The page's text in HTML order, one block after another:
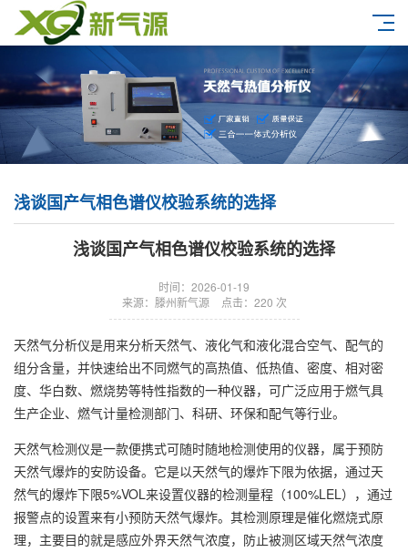
浅谈国产气相色谱仪校验系统的选择
浅谈国产气相色谱仪校验系统的选择
时间：2026-01-19
来源：滕州新气源
点击：220 次
天然气分析仪是用来分析天然气、液化气和液化混合空气、配气的
组分含量，并快速给出不同燃气的高热值、低热值、密度、相对密
度、华白数、燃烧势等特性指数的一种仪器，可广泛应用于燃气具
生产企业、燃气计量检测部门、科研、环保和配气等行业。
天然气检测仪是一款便携式可随时随地检测使用的仪器，属于预防
天然气爆炸的安防设备。它是以天然气的爆炸下限为依据，通过天
然气的爆炸下限5%VOL来设置仪器的检测量程（100%LEL），通过
报警点的设置来有小预防天然气爆炸。其检测原理是催化燃烧式原
理，主要目的就是感应外界天然气浓度，防止被测区域天然气浓度